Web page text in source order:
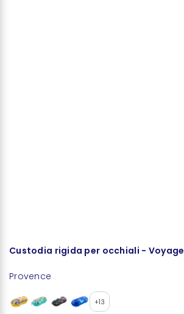
Custodia rigida per occhiali - Voyage
Provence
+13